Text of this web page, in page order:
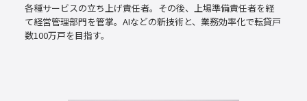
各種サービスの立ち上げ責任者。その後、上場準備責任者を経
て経営管理部門を管掌。AIなどの新技術と、業務効率化で転貸戸
数100万戸を目指す。